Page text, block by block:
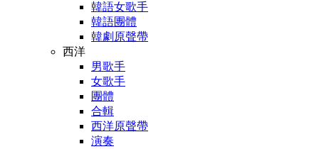
韓語女歌手
韓語團體
韓劇原聲帶
西洋
男歌手
女歌手
團體
合輯
西洋原聲帶
演奏